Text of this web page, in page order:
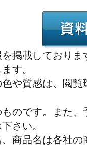
掲載しておりま
す。
や質感は、閲覧
のです。また、
さい。
商品名は各社の